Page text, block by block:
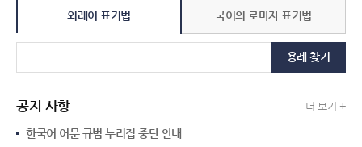
외래어 표기법 국어의 로마자 표기법
용례 찾기
공지 사항 더 보기 +
한국어 어문 규범 누리집 중단 안내